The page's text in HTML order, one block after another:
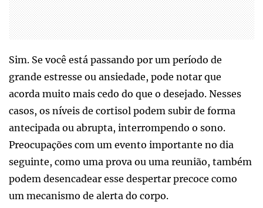
Sim. Se você está passando por um período de
grande estresse ou ansiedade, pode notar que
acorda muito mais cedo do que o desejado. Nesses
casos, os níveis de cortisol podem subir de forma
antecipada ou abrupta, interrompendo o sono.
Preocupações com um evento importante no dia
seguinte, como uma prova ou uma reunião, também
podem desencadear esse despertar precoce como
um mecanismo de alerta do corpo.